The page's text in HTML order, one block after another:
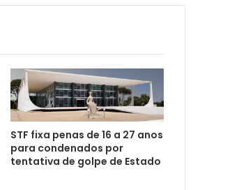
Ouvidorias da Mulher fortalece rede nacional e ampliar proteção às advogadas
STF fixa penas de 16 a 27 anos
para condenados por
tentativa de golpe de Estado